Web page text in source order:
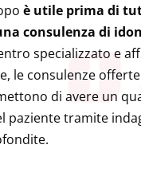
è utile prima di
consulenza di
specializzato e
le consulenze offerte
di avere un
paziente tramite